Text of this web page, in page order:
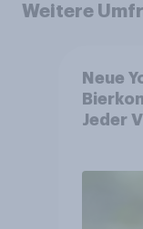
Weitere
Neue
Jeder